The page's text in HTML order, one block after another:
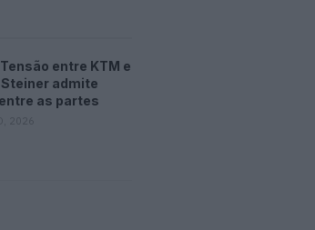
entre KTM e
admite
as partes
2026